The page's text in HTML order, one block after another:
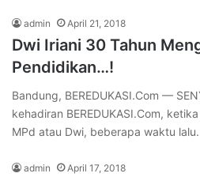
admin April 21, 2018
Dwi Iriani 30 Tahun
Pendidikan…!
Bandung, BEREDUKASI.Com —
kehadiran BEREDUKASI.Com,
MPd atau Dwi, beberapa waktu
admin April 17, 2018